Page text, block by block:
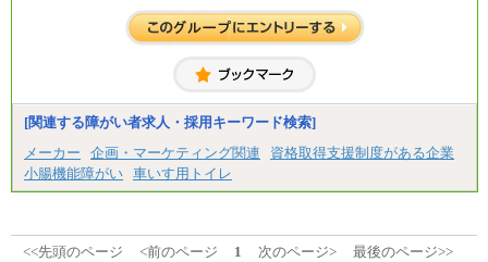
※試用期間中も給与に変更はございません。
＜募集各社・全職種共通＞
月給21万円以上～
※試用期間中の給与に変更はありません。
ます。
[関連する障がい者求人・採用キーワード検索]
メーカー
企画・マーケティング関連
資格取得支援制度がある企業
小腸機能障がい 車いす用トイレ
<<先頭のページ <前のページ 1 次のページ> 最後のページ>>